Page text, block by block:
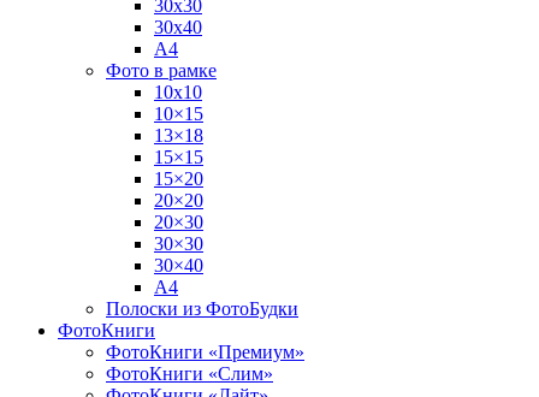
30х30
30х40
А4
Фото в рамке
10х10
10×15
13×18
15×15
15×20
20×20
20×30
30×30
30×40
A4
Полоски из ФотоБудки
ФотоКниги
ФотоКниги «Премиум»
ФотоКниги «Слим»